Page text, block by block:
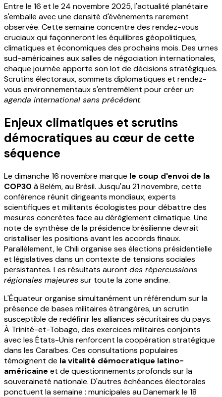
Entre le 16 et le 24 novembre 2025, l'actualité planétaire
s'emballe avec une densité d'événements rarement
observée. Cette semaine concentre des rendez-vous
cruciaux qui façonneront les équilibres géopolitiques,
climatiques et économiques des prochains mois. Des urnes
sud-américaines aux salles de négociation internationales,
chaque journée apporte son lot de décisions stratégiques.
Scrutins électoraux, sommets diplomatiques et rendez-
vous environnementaux s'entremêlent pour créerun
agenda international sans précédent.
Enjeux climatiques et scrutins
démocratiques au cœur de cette
séquence
Le dimanche 16 novembre marque le coup d'envoi de la
COP30 à Belém, au Brésil. Jusqu'au 21 novembre, cette
conférence réunit dirigeants mondiaux, experts
scientifiques et militants écologistes pour débattre des
mesures concrètes face au dérèglement climatique. Une
note de synthèse de la présidence brésilienne devrait
cristalliser les positions avant les accords finaux.
Parallèlement, le Chili organise ses élections présidentielle
et législatives dans un contexte de tensions sociales
persistantes. Les résultats auront des répercussions
régionales majeuressur toute la zone andine.
L'Équateur organise simultanément un référendum sur la
présence de bases militaires étrangères, un scrutin
susceptible de redéfinir les alliances sécuritaires du pays.
À Trinité-et-Tobago, des exercices militaires conjoints
avec les États-Unis renforcent la coopération stratégique
dans les Caraïbes. Ces consultations populaires
témoignent de la vitalité démocratique latino-
américaine et de questionnements profonds sur la
souveraineté nationale. D'autres échéances électorales
ponctuent la semaine : municipales au Danemark le 18